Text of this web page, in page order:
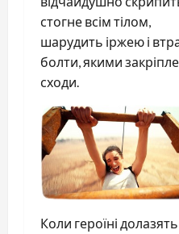
стогне всім тілом,
шарудить іржею і
болти, якими
сходи.
Коли героїні